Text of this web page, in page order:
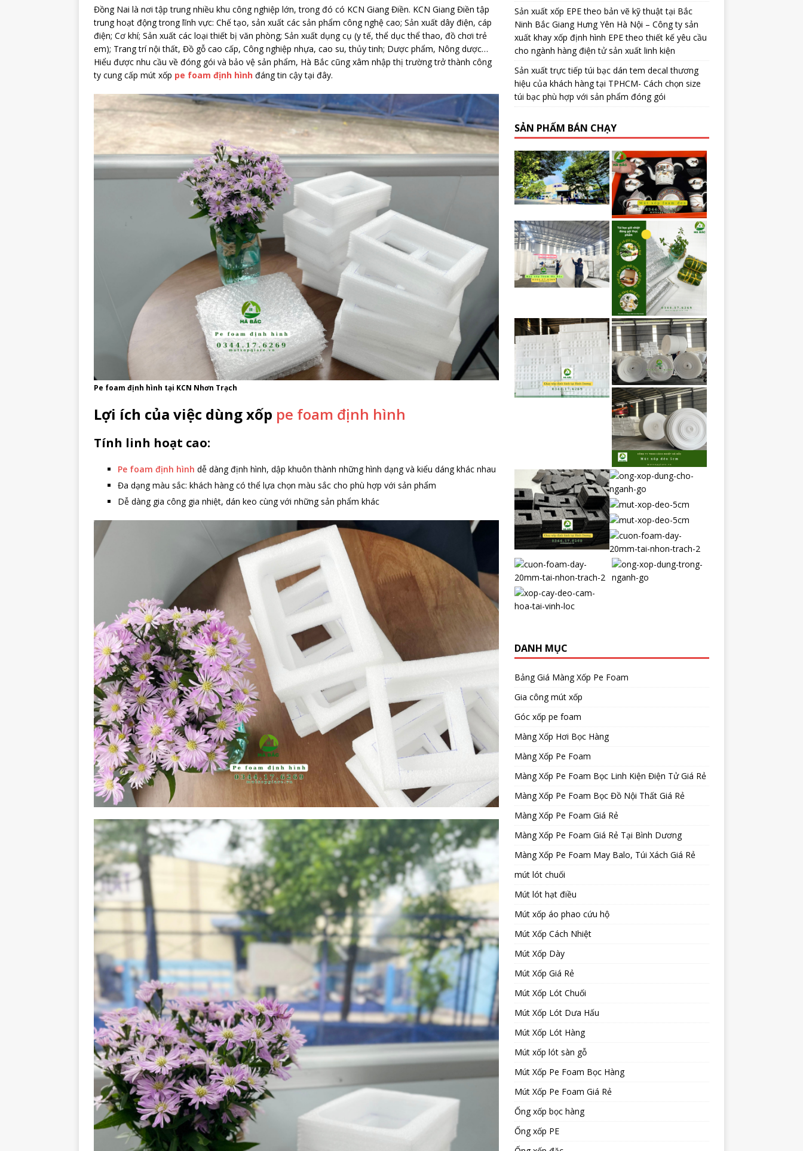
Đồng Nai là nơi tập trung nhiều khu công nghiệp lớn, trong đó có KCN Giang Điền. KCN Giang Điền tập
trung hoạt động trong lĩnh vực: Chế tạo, sản xuất các sản phẩm công nghệ cao; Sản xuất dây điện, cáp
điện; Cơ khí; Sản xuất các loại thiết bị văn phòng; Sản xuất dụng cụ (y tế, thể dục thể thao, đồ chơi trẻ
em); Trang trí nội thất, Đồ gỗ cao cấp, Công nghiệp nhựa, cao su, thủy tinh; Dược phẩm, Nông dược…
Hiểu được nhu cầu về đóng gói và bảo vệ sản phẩm, Hà Bắc cũng xâm nhập thị trường trở thành công
ty cung cấp mút xốp pe foam định hình đáng tin cậy tại đây.
Pe foam định hình tại KCN Nhơn Trạch
Lợi ích của việc dùng xốp pe foam định hình
Tính linh hoạt cao:
Pe foam định hình dễ dàng định hình, dập khuôn thành những hình dạng và kiểu dáng khác nhau
Đa dạng màu sắc: khách hàng có thể lựa chọn màu sắc cho phù hợp với sản phẩm
Dễ dàng gia công gia nhiệt, dán keo cùng với những sản phẩm khác
Sản xuất xốp EPE theo bản vẽ kỹ thuật tại Bắc
Ninh Bắc Giang Hưng Yên Hà Nội – Công ty sản
xuất khay xốp định hình EPE theo thiết kế yêu cầu
cho ngành hàng điện tử sản xuất linh kiện
Sản xuất trực tiếp túi bạc dán tem decal thương
hiệu của khách hàng tại TPHCM- Cách chọn size
túi bạc phù hợp với sản phẩm đóng gói
SẢN PHẨM BÁN CHẠY
DANH MỤC
Bảng Giá Màng Xốp Pe Foam
Gia công mút xốp
Góc xốp pe foam
Màng Xốp Hơi Bọc Hàng
Màng Xốp Pe Foam
Màng Xốp Pe Foam Bọc Linh Kiện Điện Tử Giá Rẻ
Màng Xốp Pe Foam Bọc Đồ Nội Thất Giá Rẻ
Màng Xốp Pe Foam Giá Rẻ
Màng Xốp Pe Foam Giá Rẻ Tại Bình Dương
Màng Xốp Pe Foam May Balo, Túi Xách Giá Rẻ
mút lót chuối
Mút lót hạt điều
Mút xốp áo phao cứu hộ
Mút Xốp Cách Nhiệt
Mút Xốp Dày
Mút Xốp Giá Rẻ
Mút Xốp Lót Chuối
Mút Xốp Lót Dưa Hấu
Mút Xốp Lót Hàng
Mút xốp lót sàn gỗ
Mút Xốp Pe Foam Bọc Hàng
Mút Xốp Pe Foam Giá Rẻ
Ống xốp bọc hàng
Ống xốp PE